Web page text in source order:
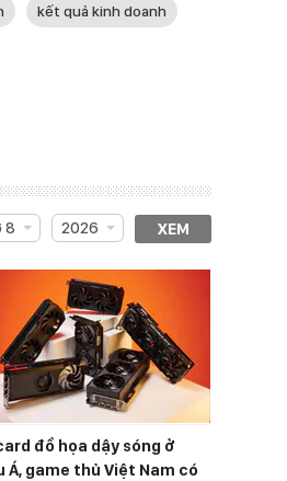
kết quả kinh doanh
8 2026 XEM
đồ họa dậy sóng ở
Á, game thủ Việt Nam có